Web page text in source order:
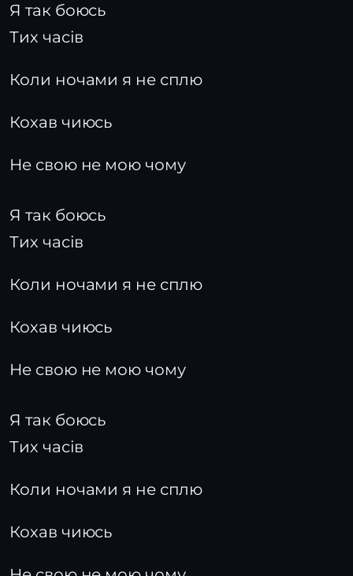
Я так боюсь
Тих часів
Коли ночами я не сплю
Кохав чиюсь
Не свою не мою чому
Я так боюсь
Тих часів
Коли ночами я не сплю
Кохав чиюсь
Не свою не мою чому
Я так боюсь
Тих часів
Коли ночами я не сплю
Кохав чиюсь